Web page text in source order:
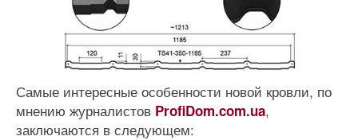
Самые интересные особенности новой кровли, по
мнению журналистов ProfiDom.com.ua,
заключаются в следующем: